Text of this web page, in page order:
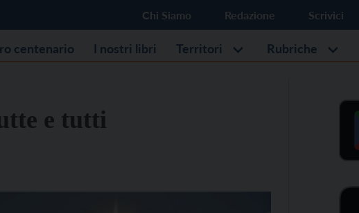
Chi Siamo Redazione Scrivici
centenario I nostri libri Territori Rubriche
e tutti